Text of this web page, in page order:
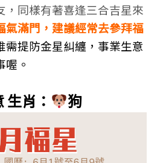
，同樣有著喜逢三合吉星來
氣滿門，建議經常去參拜福
需提防金星糾纏，事業生意
喔。
生肖： 狗